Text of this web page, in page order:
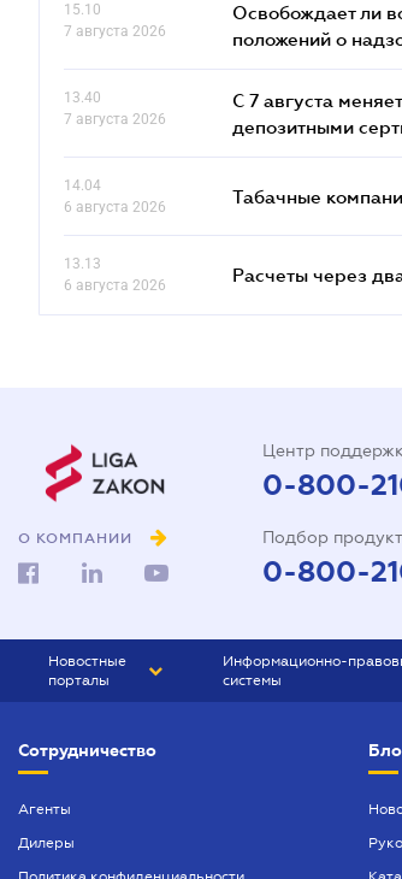
15.10
7 августа 2026
Освобождает ли
положений о
13.40
7 августа 2026
С 7 августа
депозитными
14.04
6 августа 2026
Табачные
13.13
6 августа 2026
Расчеты через
О КОМПАНИИ
Центр
0-800-
Подбор
0-800-
Новостные
порталы
БИЗНЕС
Информационно-
системы
БУХГАЛТЕР ПРОФ
Сотрудничество
Агенты
Дилеры